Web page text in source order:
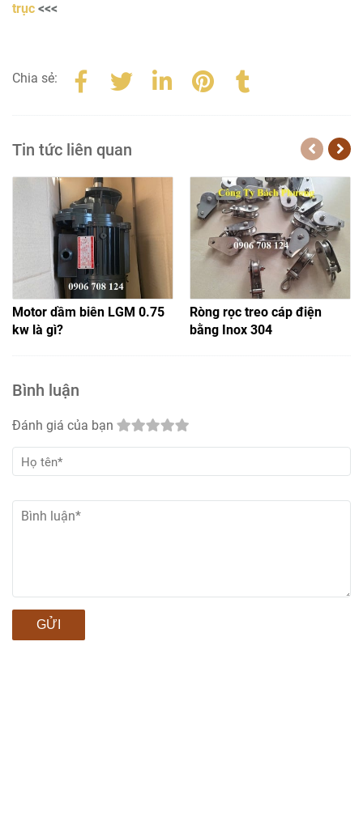
trục <<<
Chia sẻ:
Tin tức liên quan
Motor dầm biên LGM 0.75
kw là gì?
Ròng rọc treo cáp điện
bằng Inox 304
Bình luận
Đánh giá của bạn
GỬI